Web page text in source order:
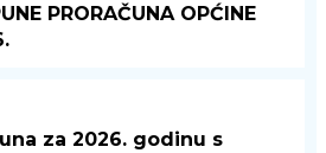
PRORAČUNA OPĆINE
za 2026. godinu s